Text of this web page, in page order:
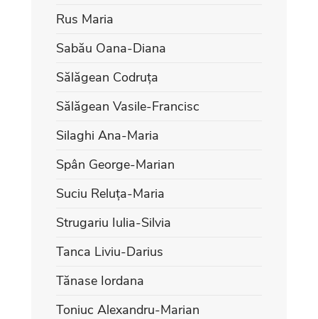
Rus Maria
Sabău Oana-Diana
Sălăgean Codruța
Sălăgean Vasile-Francisc
Silaghi Ana-Maria
Spân George-Marian
Suciu Reluța-Maria
Strugariu Iulia-Silvia
Tanca Liviu-Darius
Tănase Iordana
Toniuc Alexandru-Marian